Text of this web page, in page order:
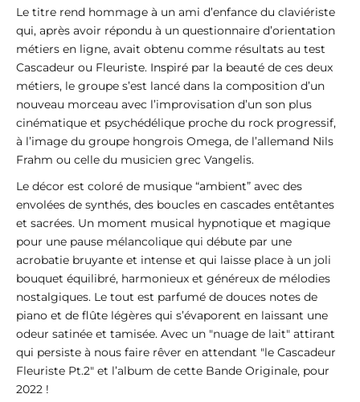
Le titre rend hommage à un ami d’enfance du claviériste
qui, après avoir répondu à un questionnaire d’orientation
métiers en ligne, avait obtenu comme résultats au test
Cascadeur ou Fleuriste. Inspiré par la beauté de ces deux
métiers, le groupe s’est lancé dans la composition d’un
nouveau morceau avec l’improvisation d’un son plus
cinématique et psychédélique proche du rock progressif,
à l’image du groupe hongrois Omega, de l’allemand Nils
Frahm ou celle du musicien grec Vangelis.
Le décor est coloré de musique “ambient” avec des
envolées de synthés, des boucles en cascades entêtantes
et sacrées. Un moment musical hypnotique et magique
pour une pause mélancolique qui débute par une
acrobatie bruyante et intense et qui laisse place à un joli
bouquet équilibré, harmonieux et généreux de mélodies
nostalgiques. Le tout est parfumé de douces notes de
piano et de flûte légères qui s’évaporent en laissant une
odeur satinée et tamisée. Avec un "nuage de lait" attirant
qui persiste à nous faire rêver en attendant "le Cascadeur
Fleuriste Pt.2" et l’album de cette Bande Originale, pour
2022 !